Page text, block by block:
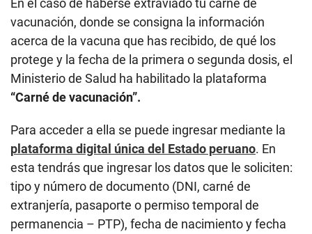
En el caso de haberse extraviado tu carné de
vacunación, donde se consigna la información
acerca de la vacuna que has recibido, de qué los
protege y la fecha de la primera o segunda dosis, el
Ministerio de Salud ha habilitado la plataforma
“Carné de vacunación”.
Para acceder a ella se puede ingresar mediante la
plataforma digital única del Estado peruano. En
esta tendrás que ingresar los datos que le soliciten:
tipo y número de documento (DNI, carné de
extranjería, pasaporte o permiso temporal de
permanencia – PTP), fecha de nacimiento y fecha